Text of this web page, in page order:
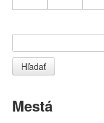
Hľadať
Mestá